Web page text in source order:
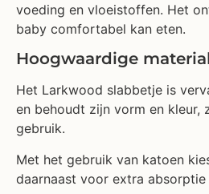
voeding en vloeistoffen. Het
baby comfortabel kan eten.
Hoogwaardige
Het Larkwood slabbetje is
en behoudt zijn vorm en
gebruik.
Met het gebruik van katoen
daarnaast voor extra